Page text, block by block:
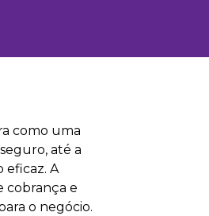
como uma
até a
eficaz. A
cobrança e
o negócio.